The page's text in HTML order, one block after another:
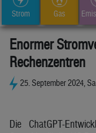
Strom Gas
Enormer
Rechenzentren
25. September 2024,
Die ChatGPT-